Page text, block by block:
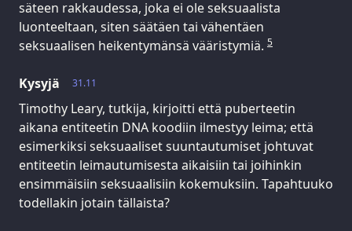
säteen rakkaudessa, joka ei ole seksuaalista
luonteeltaan, siten säätäen tai vähentäen
seksuaalisen heikentymänsä vääristymiä. 5
31.11
Kysyjä
Timothy Leary, tutkija, kirjoitti että puberteetin
aikana entiteetin DNA koodiin ilmestyy leima; että
esimerkiksi seksuaaliset suuntautumiset johtuvat
entiteetin leimautumisesta aikaisiin tai joihinkin
ensimmäisiin seksuaalisiin kokemuksiin. Tapahtuuko
todellakin jotain tällaista?